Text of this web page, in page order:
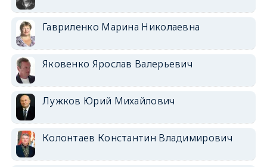
Гавриленко Марина Николаевна
Яковенко Ярослав Валерьевич
Лужков Юрий Михайлович
Колонтаев Константин Владимирович